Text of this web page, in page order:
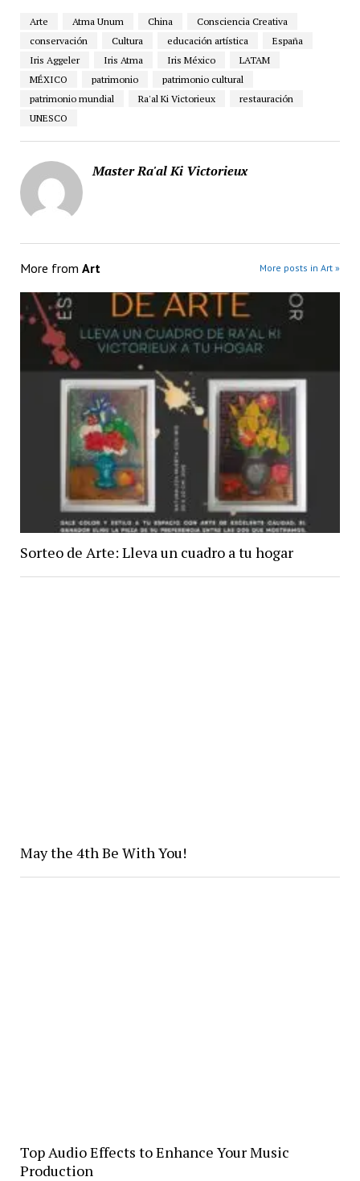
Arte Atma Unum China
Consciencia Creativa
conservación
Cultura educación artística
España
Iris Aggeler
Iris Atma Iris México
LATAM
MÉXICO
patrimonio
patrimonio cultural
patrimonio mundial
Ra'al Ki Victorieux
restauración
UNESCO
Master Ra'al Ki Victorieux
More from Art More posts in Art »
Sorteo de Arte: Lleva un cuadro a tu hogar
May the 4th Be With You!
Top Audio Effects to Enhance Your Music
Production